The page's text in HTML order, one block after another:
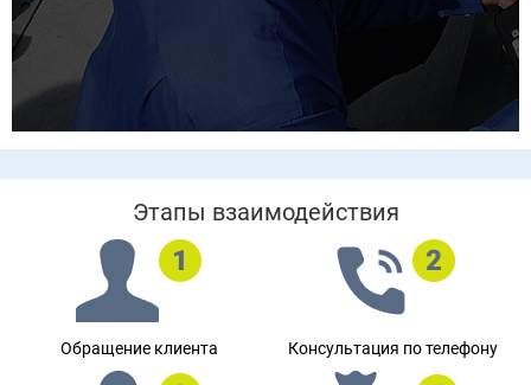
Этапы взаимодействия
Обращение клиента Консультация по телефону